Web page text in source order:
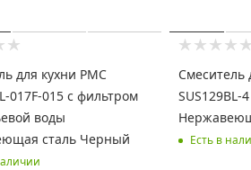
для кухни РМС
017F-015 с фильтром
воды
сталь Черный
SUS129BL-
Есть в